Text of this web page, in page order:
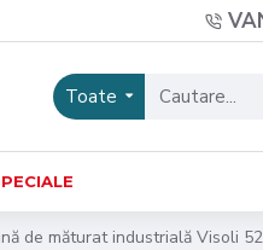
Toate
de măturat industrială Visoli